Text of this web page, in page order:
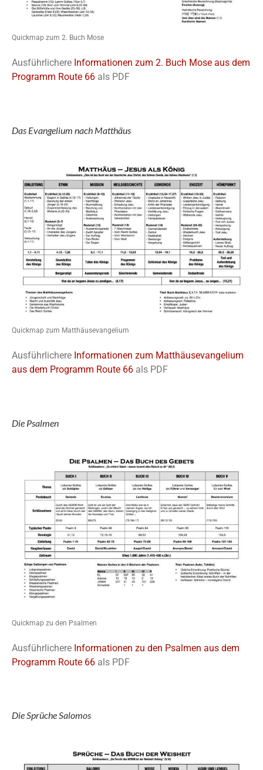
Quickmap zum 2. Buch Mose
Ausführlichere Informationen zum 2. Buch Mose aus dem
Programm Route 66 als PDF
Das Evangelium nach Matthäus
Quickmap zum Matthäusevangelium
Ausführlichere Informationen zum Matthäusevangelium
aus dem Programm Route 66 als PDF
Die Psalmen
Quickmap zu den Psalmen
Ausführlichere Informationen zu den Psalmen aus dem
Programm Route 66 als PDF
Die Sprüche Salomos